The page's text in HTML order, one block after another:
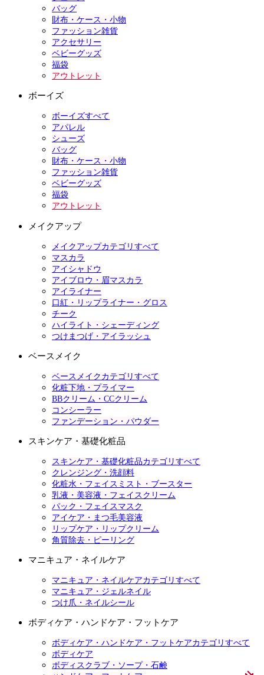
バッグ
財布・ケース・小物
ファッション雑貨
アクセサリー
ベビーグッズ
福袋
アウトレット
ボーイズ
ボーイズすべて
アパレル
シューズ
バッグ
財布・ケース・小物
ファッション雑貨
ベビーグッズ
福袋
アウトレット
メイクアップ
メイクアップカテゴリすべて
マスカラ
アイシャドウ
アイブロウ・眉マスカラ
アイライナー
口紅・リップライナー・グロス
チーク
ハイライト・シェーディング
つけまつげ・アイラッシュ
ベースメイク
ベースメイクカテゴリすべて
化粧下地・プライマー
BBクリーム・CCクリーム
コンシーラー
ファンデーション・パウダー
スキンケア・基礎化粧品
スキンケア・基礎化粧品カテゴリすべて
クレンジング・洗顔料
化粧水・フェイスミスト・ブースター
乳液・美容液・フェイスクリーム
パック・フェイスマスク
アイケア・まつ毛美容液
リップケア・リップクリーム
角質除去・ピーリング
マニキュア・ネイルケア
マニキュア・ネイルケアカテゴリすべて
マニキュア・ジェルネイル
つけ爪・ネイルシール
ボディケア・ハンドケア・フットケア
ボディケア・ハンドケア・フットケアカテゴリすべて
ボディケア
ボディスクラブ・ソープ・石鹸